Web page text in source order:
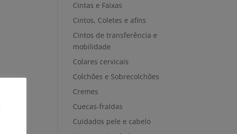
Cintas e Faixas
Cintos, Coletes e afins
Cintos de transferência e
mobilidade
Colares cervicais
Colchões e Sobrecolchões
Cremes
Cuecas-fraldas
Cuidados pele e cabelo